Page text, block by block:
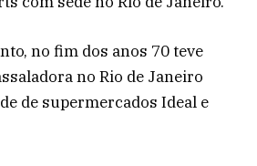
no fim dos anos 70 teve
no Rio de Janeiro
de supermercados Ideal e